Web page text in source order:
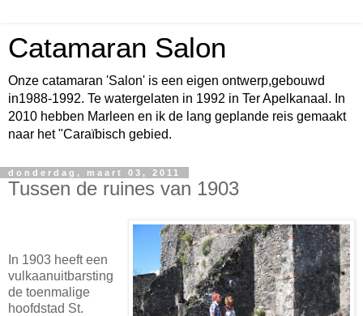
Catamaran Salon
Onze catamaran 'Salon' is een eigen ontwerp,gebouwd
in1988-1992. Te watergelaten in 1992 in Ter Apelkanaal. In
2010 hebben Marleen en ik de lang geplande reis gemaakt
naar het "Caraïbisch gebied.
donderdag, maart 03, 2011
Tussen de ruines van 1903
In 1903 heeft een
vulkaanuitbarsting
de toenmalige
hoofdstad St.